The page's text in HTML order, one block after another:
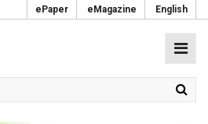
ePaper eMagazine English